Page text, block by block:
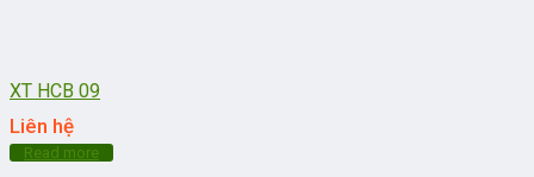
XT HCB 09
Liên hệ
Read more